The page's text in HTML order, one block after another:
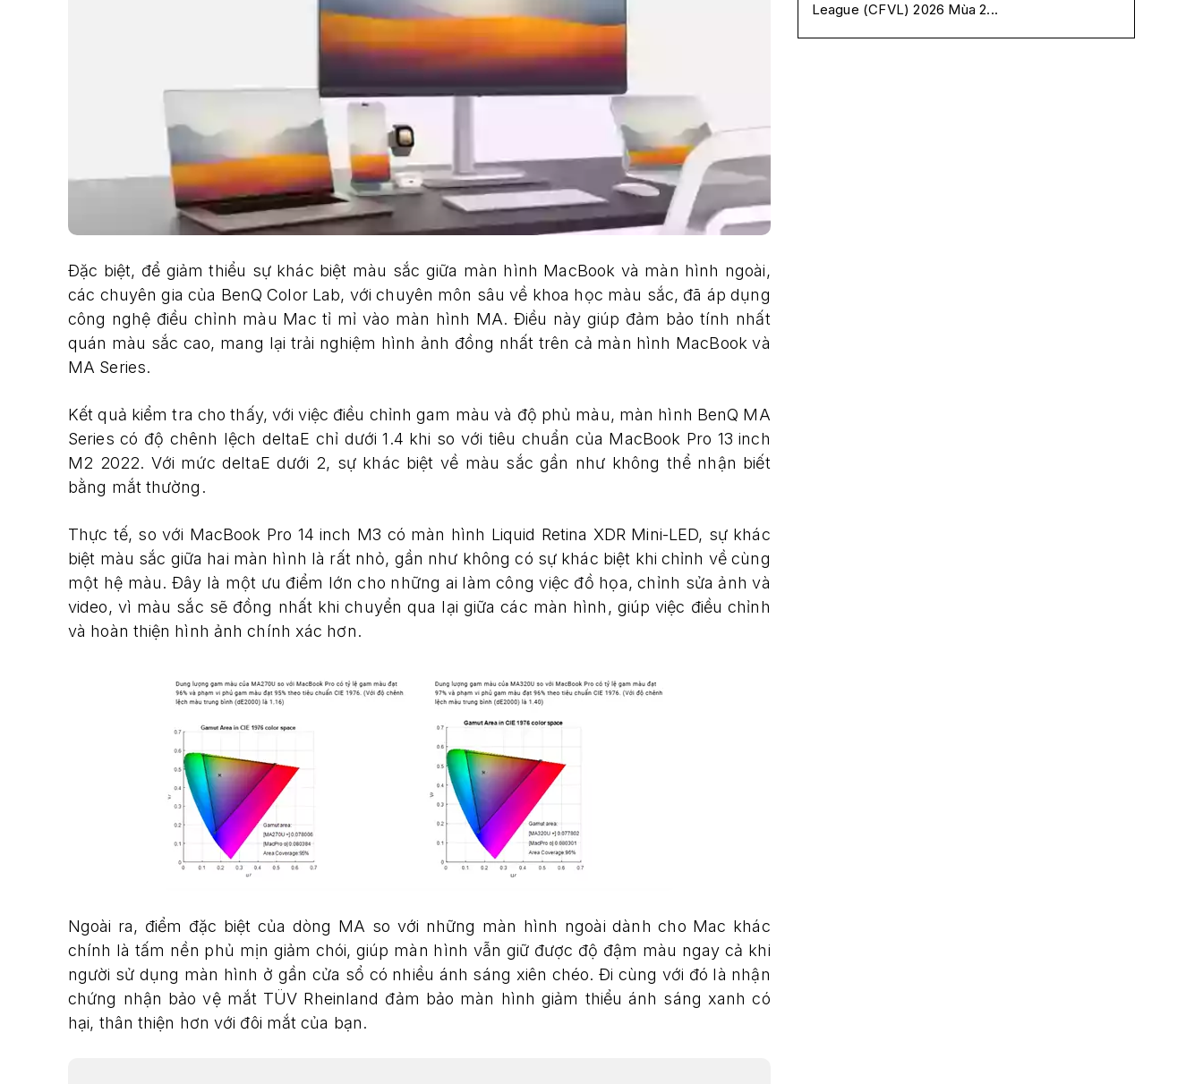
Đặc biệt, để giảm thiểu sự khác biệt màu sắc giữa màn hình MacBook và màn hình ngoài,
các chuyên gia của BenQ Color Lab, với chuyên môn sâu về khoa học màu sắc, đã áp dụng
công nghệ điều chỉnh màu Mac tỉ mỉ vào màn hình MA. Điều này giúp đảm bảo tính nhất
quán màu sắc cao, mang lại trải nghiệm hình ảnh đồng nhất trên cả màn hình MacBook và
MA Series.
Kết quả kiểm tra cho thấy, với việc điều chỉnh gam màu và độ phủ màu, màn hình BenQ MA
Series có độ chênh lệch deltaE chỉ dưới 1.4 khi so với tiêu chuẩn của MacBook Pro 13 inch
M2 2022. Với mức deltaE dưới 2, sự khác biệt về màu sắc gần như không thể nhận biết
bằng mắt thường.
Thực tế, so với MacBook Pro 14 inch M3 có màn hình Liquid Retina XDR Mini-LED, sự khác
biệt màu sắc giữa hai màn hình là rất nhỏ, gần như không có sự khác biệt khi chỉnh về cùng
một hệ màu. Đây là một ưu điểm lớn cho những ai làm công việc đồ họa, chỉnh sửa ảnh và
video, vì màu sắc sẽ đồng nhất khi chuyển qua lại giữa các màn hình, giúp việc điều chỉnh
và hoàn thiện hình ảnh chính xác hơn.
Ngoài ra, điểm đặc biệt của dòng MA so với những màn hình ngoài dành cho Mac khác
chính là tấm nền phủ mịn giảm chói, giúp màn hình vẫn giữ được độ đậm màu ngay cả khi
người sử dụng màn hình ở gần cửa sổ có nhiều ánh sáng xiên chéo. Đi cùng với đó là nhận
chứng nhận bảo vệ mắt TÜV Rheinland đảm bảo màn hình giảm thiểu ánh sáng xanh có
hại, thân thiện hơn với đôi mắt của bạn.
League (CFVL) 2026 Mùa 2...